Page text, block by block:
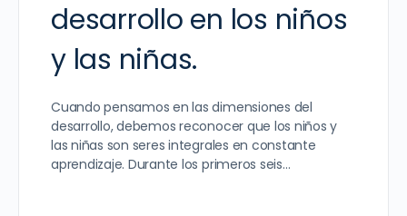
desarrollo en los niños
y las niñas.
Cuando pensamos en las dimensiones del
desarrollo, debemos reconocer que los niños y
las niñas son seres integrales en constante
aprendizaje. Durante los primeros seis…